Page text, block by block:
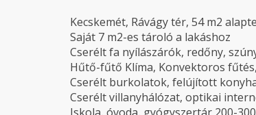
Kecskemét, Rávágy tér, 54 m2
Saját 7 m2-es tároló a lakáshoz
Cserélt fa nyílászárók, redőny,
Hűtő-fűtő Klíma, Konvektoros
Cserélt burkolatok, felújított
Cserélt villanyhálózat, optikai